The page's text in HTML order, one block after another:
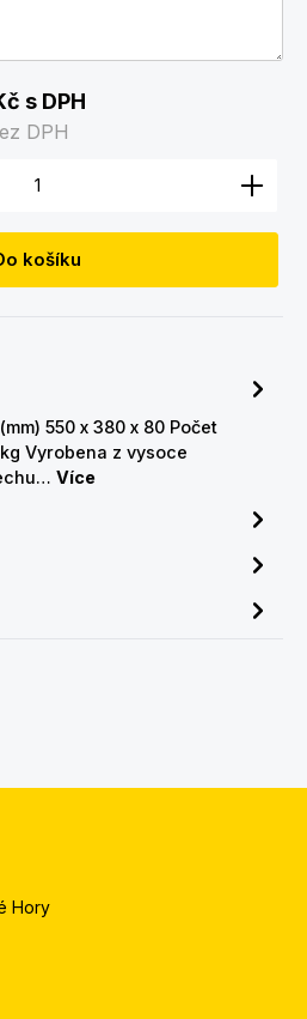
s DPH
DPH
Zadejte požadované
košíku
550 x 380 x 80 Počet
Vyrobena z vysoce
Více
Hory